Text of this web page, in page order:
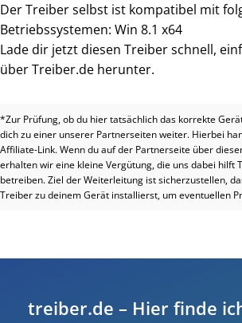
Der Treiber selbst ist kompatibel mit
Betriebssystemen: Win 8.1 x64
Lade dir jetzt diesen Treiber schnell,
über Treiber.de herunter.
*Zur Prüfung, ob du hier tatsächlich das korrekte
dich zu einer unserer Partnerseiten weiter. Hierbei
Affiliate-Link. Wenn du auf der Partnerseite über
erhalten wir eine kleine Vergütung, die uns dabei hilft
betreiben. Ziel der Weiterleitung ist sicherzustellen,
Treiber zu deinem Gerät installierst, um eventuellen
treiber.de – Hier finde